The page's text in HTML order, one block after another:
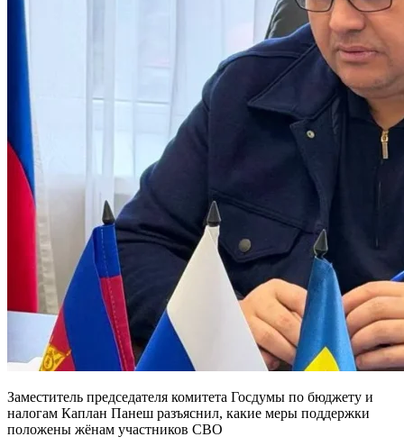
Заместитель председателя комитета Госдумы по бюджету и
налогам Каплан Панеш разъяснил, какие меры поддержки
положены жёнам участников СВО